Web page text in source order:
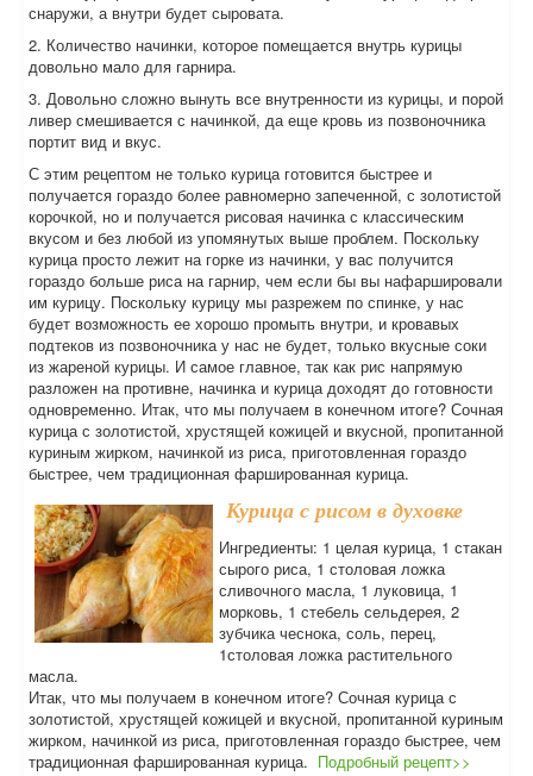
снаружи, а внутри будет сыровата.
2. Количество начинки, которое помещается внутрь курицы
довольно мало для гарнира.
3. Довольно сложно вынуть все внутренности из курицы, и порой
ливер смешивается с начинкой, да еще кровь из позвоночника
портит вид и вкус.
С этим рецептом не только курица готовится быстрее и
получается гораздо более равномерно запеченной, с золотистой
корочкой, но и получается рисовая начинка с классическим
вкусом и без любой из упомянутых выше проблем. Поскольку
курица просто лежит на горке из начинки, у вас получится
гораздо больше риса на гарнир, чем если бы вы нафаршировали
им курицу. Поскольку курицу мы разрежем по спинке, у нас
будет возможность ее хорошо промыть внутри, и кровавых
подтеков из позвоночника у нас не будет, только вкусные соки
из жареной курицы. И самое главное, так как рис напрямую
разложен на противне, начинка и курица доходят до готовности
одновременно. Итак, что мы получаем в конечном итоге? Сочная
курица с золотистой, хрустящей кожицей и вкусной, пропитанной
куриным жирком, начинкой из риса, приготовленная гораздо
быстрее, чем традиционная фаршированная курица.
Курица с рисом в духовке
Ингредиенты: 1 целая курица, 1 стакан
сырого риса, 1 столовая ложка
сливочного масла, 1 луковица, 1
морковь, 1 стебель сельдерея, 2
зубчика чеснока, соль, перец,
1столовая ложка растительного
масла.
Итак, что мы получаем в конечном итоге? Сочная курица с
золотистой, хрустящей кожицей и вкусной, пропитанной куриным
жирком, начинкой из риса, приготовленная гораздо быстрее, чем
традиционная фаршированная курица. Подробный рецепт>>